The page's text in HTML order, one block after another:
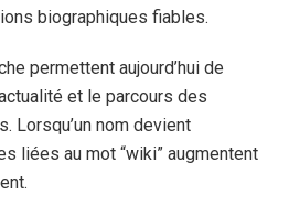
biographiques fiables.
permettent aujourd’hui de
et le parcours des
Lorsqu’un nom devient
liées au mot “wiki” augmentent